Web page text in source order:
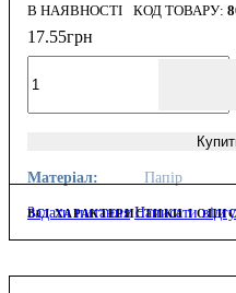
В НАЯВНОСТІ
17.55грн
Матеріал: Папір
ВСІ ХАРАКТЕРИСТИКИ І
Задати питання Написати